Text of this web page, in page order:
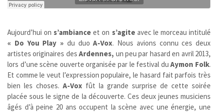
Aujourd’hui ons’ambiance et on s’agiteavec le morceau intitulé
« Do You Play » du duoA-Vox. Nous avions connu ces deux
artistes originaires desArdennes, un peu par hasard en avril 2013,
lors d’une scène ouverte organisée par le festival duAymon Folk.
Et comme le veut l’expression populaire, le hasard fait parfois très
bien les choses. A-Vox fût la grande surprise de cette soirée
placée sous le signe de la découverte. Ces deux jeunes musiciens
âgés d’à peine 20 ans occupent la scène avec une énergie, une